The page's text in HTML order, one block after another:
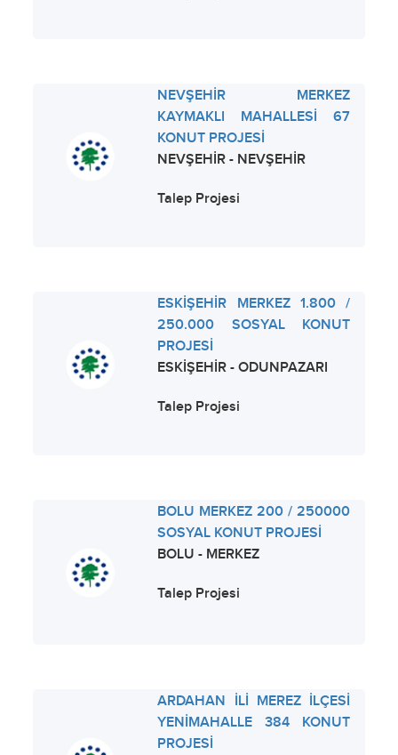
NEVŞEHİR MERKEZ
KAYMAKLI MAHALLESİ 67
KONUT PROJESİ
NEVŞEHİR - NEVŞEHİR
Talep Projesi
ESKİŞEHİR MERKEZ 1.800 /
250.000 SOSYAL KONUT
PROJESİ
ESKİŞEHİR - ODUNPAZARI
Talep Projesi
BOLU MERKEZ 200 / 250000
SOSYAL KONUT PROJESİ
BOLU - MERKEZ
Talep Projesi
ARDAHAN İLİ MEREZ İLÇESİ
YENİMAHALLE 384 KONUT
PROJESİ